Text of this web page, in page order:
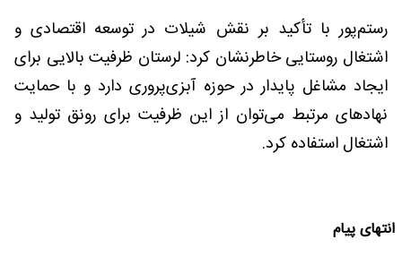
رستم‌پور با تأکید بر نقش شیلات در توسعه اقتصادی و
اشتغال روستایی خاطرنشان کرد: لرستان ظرفیت بالایی برای
ایجاد مشاغل پایدار در حوزه آبزی‌پروری دارد و با حمایت
نهادهای مرتبط می‌توان از این ظرفیت برای رونق تولید و
اشتغال استفاده کرد.
انتهای پیام